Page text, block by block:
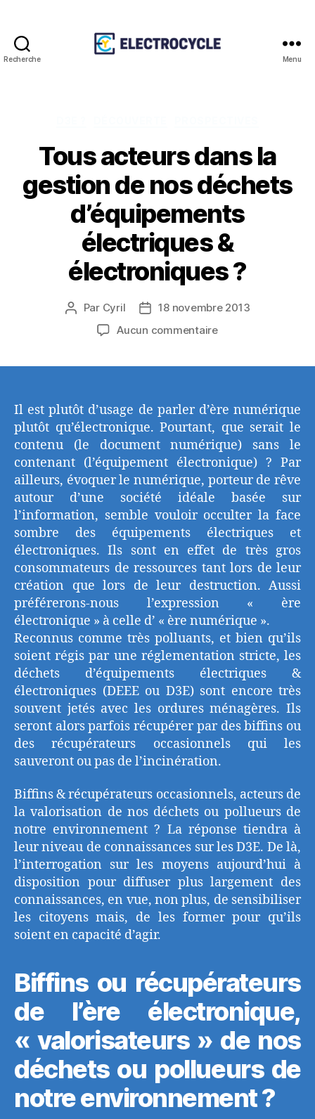
Recherche Menu
Tous acteurs dans la
gestion de nos déchets
d’équipements
électriques &
électroniques ?
Auteur
l’article
Par Cyril
Date18 novembre 2013
Aucun commentairesur
gestion
de
nos
déchets
d’équipements
électriques
électroniques
?
Il est plutôt d’usage de parler d’ère numérique
plutôt qu’électronique. Pourtant, que serait le
contenu (le document numérique) sans le
contenant (l’équipement électronique) ? Par
ailleurs, évoquer le numérique, porteur de rêve
autour d’une société idéale basée sur
l’information, semble vouloir occulter la face
sombre des équipements électriques et
électroniques. Ils sont en effet de très gros
consommateurs de ressources tant lors de leur
création que lors de leur destruction. Aussi
préférerons-nous l’expression « ère
électronique » à celle d’ « ère numérique ».
Reconnus comme très polluants, et bien qu’ils
soient régis par une réglementation stricte, les
déchets d’équipements électriques &
électroniques (DEEE ou D3E) sont encore très
souvent jetés avec les ordures ménagères. Ils
seront alors parfois récupérer par des biffins ou
des récupérateurs occasionnels qui les
sauveront ou pas de l’incinération.
Biffins & récupérateurs occasionnels, acteurs de
la valorisation de nos déchets ou pollueurs de
notre environnement ? La réponse tiendra à
leur niveau de connaissances sur les D3E. De là,
l’interrogation sur les moyens aujourd’hui à
disposition pour diffuser plus largement des
connaissances, en vue, non plus, de sensibiliser
les citoyens mais, de les former pour qu’ils
soient en capacité d’agir.
Biffins ou récupérateurs
de l’ère électronique,
« valorisateurs » de nos
déchets ou pollueurs de
notre environnement ?